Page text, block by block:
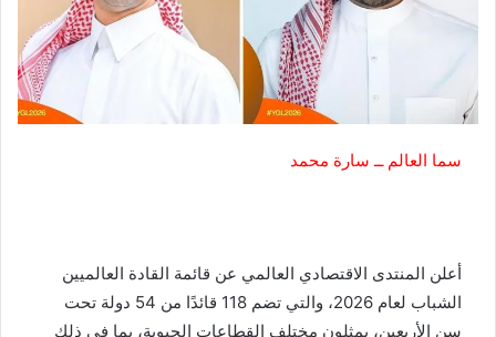
سما العالم ــ سارة محمد
أعلن المنتدى الاقتصادي العالمي عن قائمة القادة العالميين
الشباب لعام 2026، والتي تضم 118 قائدًا من 54 دولة تحت
سن الأربعين، يمثلون مختلف القطاعات الحيوية، بما في ذلك